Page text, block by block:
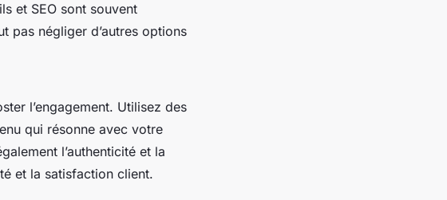
et SEO sont souvent
pas négliger d’autres options
l’engagement. Utilisez des
qui résonne avec votre
l’authenticité et la
et la satisfaction client.